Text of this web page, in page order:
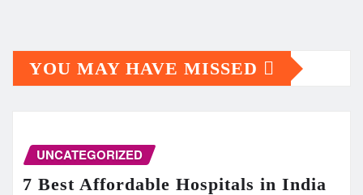
YOU MAY HAVE MISSED
UNCATEGORIZED
7 Best Affordable Hospitals in India